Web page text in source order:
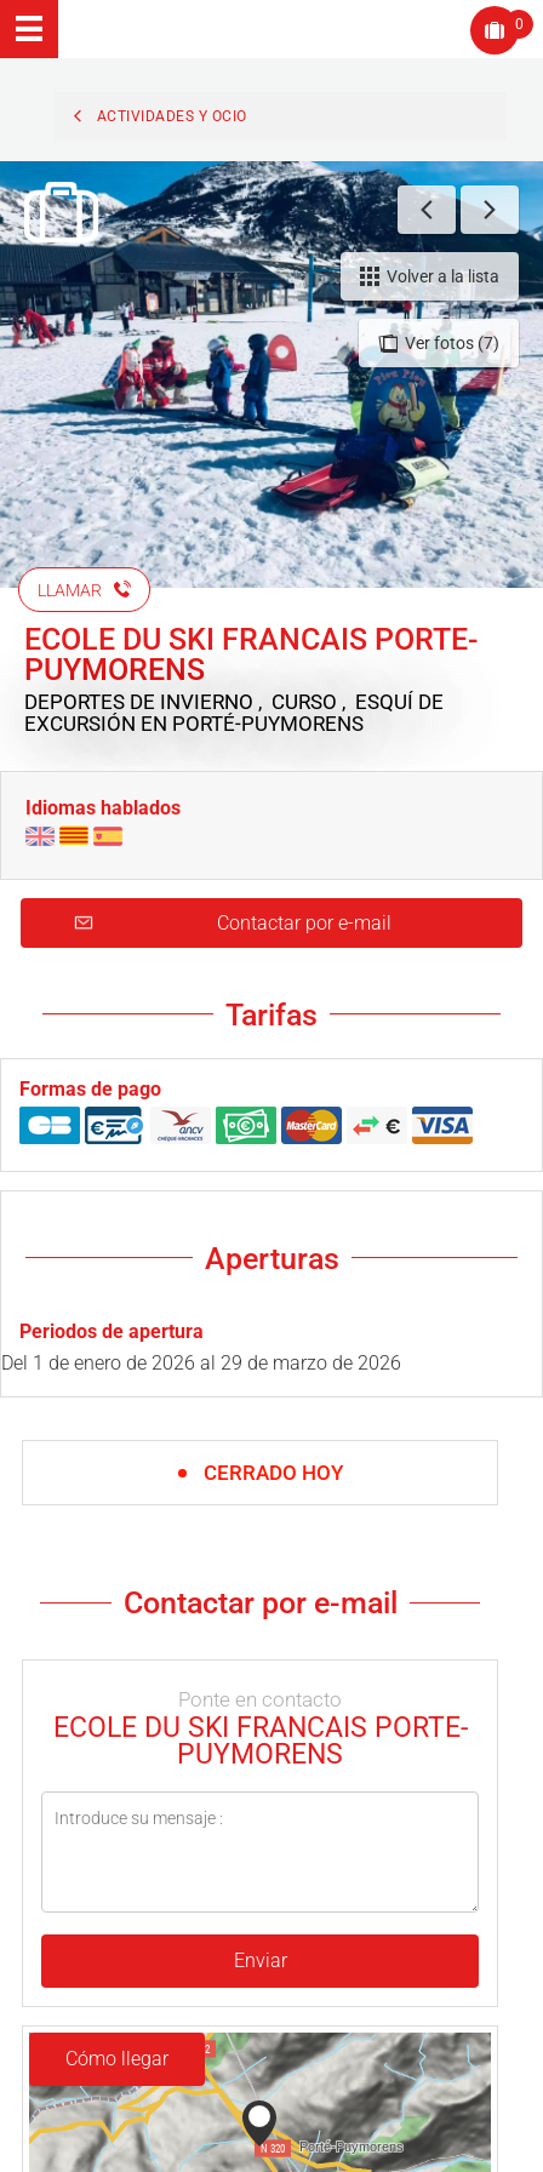
0
ACTIVIDADES Y OCIO
Ver fotos (7)
Volver a la lista
LLAMAR
ECOLE DU SKI FRANCAIS PORTE-
PUYMORENS
DEPORTES DE INVIERNO , CURSO , ESQUÍ DE
EXCURSIÓN EN PORTÉ-PUYMORENS
Idiomas hablados
Contactar por e-mail
Tarifas
Formas de pago
Aperturas
Periodos de apertura
Del 1 de enero de 2026 al 29 de marzo de 2026
CERRADO HOY
Contactar por e-mail
Ponte en contacto
ECOLE DU SKI FRANCAIS PORTE-
PUYMORENS
Enviar
Cómo llegar